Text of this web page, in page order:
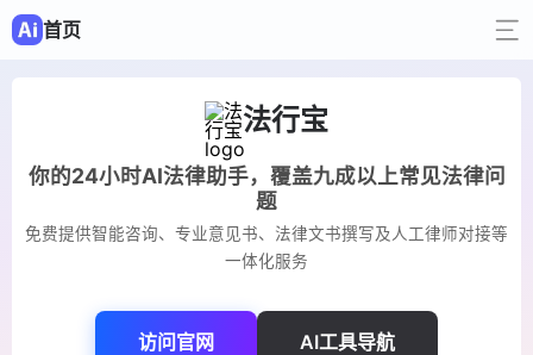
首页
法行宝
你的24小时AI法律助手，覆盖九成以上常见法律问
题
免费提供智能咨询、专业意见书、法律文书撰写及人工律师对接等
一体化服务
访问官网 AI工具导航